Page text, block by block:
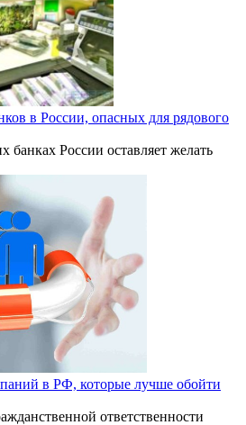
в России, опасных для рядового
России оставляет желать
в РФ, которые лучше обойти
ответственности